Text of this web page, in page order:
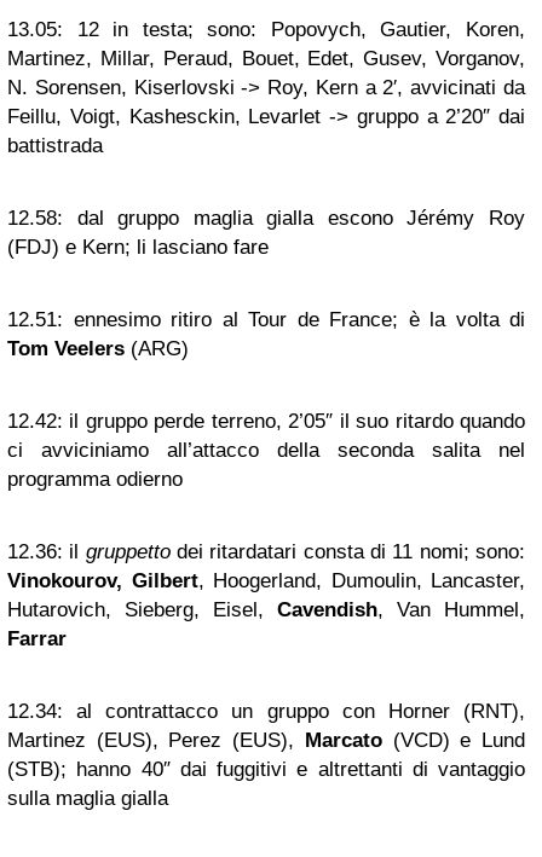
13.05: 12 in testa; sono: Popovych, Gautier, Koren,
Martinez, Millar, Peraud, Bouet, Edet, Gusev, Vorganov,
N. Sorensen, Kiserlovski -> Roy, Kern a 2′, avvicinati da
Feillu, Voigt, Kashesckin, Levarlet -> gruppo a 2’20″ dai
battistrada
12.58: dal gruppo maglia gialla escono Jérémy Roy
(FDJ) e Kern; li lasciano fare
12.51: ennesimo ritiro al Tour de France; è la volta di
Tom Veelers (ARG)
12.42: il gruppo perde terreno, 2’05″ il suo ritardo quando
ci avviciniamo all’attacco della seconda salita nel
programma odierno
12.36: il gruppettodei ritardatari consta di 11 nomi; sono:
Vinokourov, Gilbert, Hoogerland, Dumoulin, Lancaster,
Hutarovich, Sieberg, Eisel, Cavendish, Van Hummel,
Farrar
12.34: al contrattacco un gruppo con Horner (RNT),
Martinez (EUS), Perez (EUS), Marcato(VCD) e Lund
(STB); hanno 40″ dai fuggitivi e altrettanti di vantaggio
sulla maglia gialla